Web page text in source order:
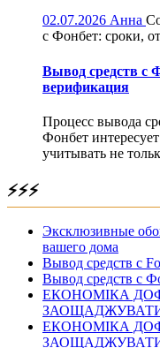
02.07.2026 Анна
с Фонбет: сроки,
Вывод средств с
верификация
Процесс вывода
Фонбет
учитывать не
⚡⚡⚡
Эксклюзивные
вашего дома
Вывод средств с
Вывод средств с
ЕКОНОМІКА
ЕКОНОМІКА